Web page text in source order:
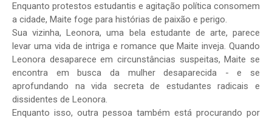
Enquanto protestos estudantis e agitação política consomem
a cidade, Maite foge para histórias de paixão e perigo.
Sua vizinha, Leonora, uma bela estudante de arte, parece
levar uma vida de intriga e romance que Maite inveja. Quando
Leonora desaparece em circunstâncias suspeitas, Maite se
encontra em busca da mulher desaparecida - e se
aprofundando na vida secreta de estudantes radicais e
dissidentes de Leonora.
Enquanto isso, outra pessoa também está procurando por